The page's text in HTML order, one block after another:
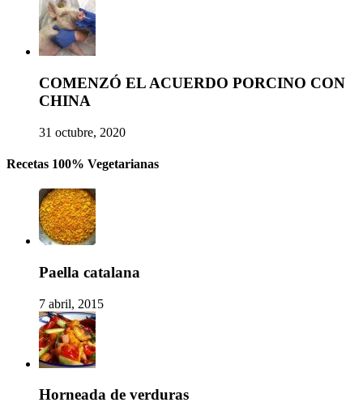
COMENZÓ EL ACUERDO PORCINO CON
CHINA
31 octubre, 2020
Recetas 100% Vegetarianas
Paella catalana
7 abril, 2015
Horneada de verduras